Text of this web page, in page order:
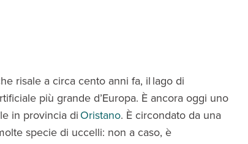
risale a circa cento anni fa, il lago di
più grande d’Europa. È ancora oggi uno
in provincia diOristano. È circondato da una
specie di uccelli: non a caso, è